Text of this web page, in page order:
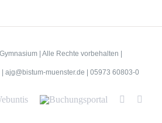
| Alle Rechte vorbehalten |
| ajg@bistum-muenster.de | 05973 60803-0
Buchungsportal Office365